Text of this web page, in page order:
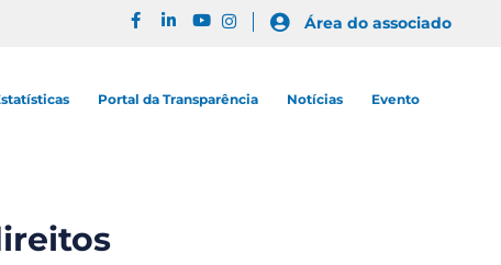
Área do associado
Portal da Transparência Notícias Evento